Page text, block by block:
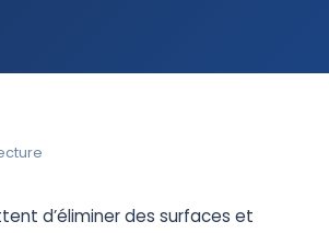
d’éliminer des surfaces et